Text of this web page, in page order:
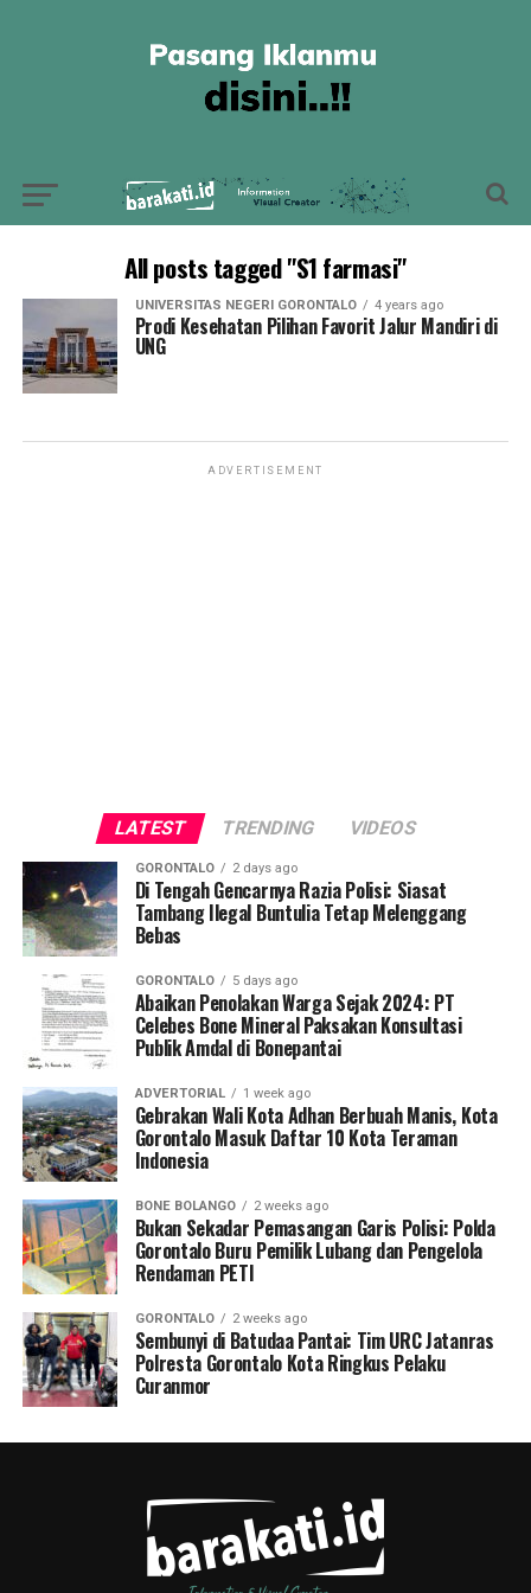
All posts tagged "S1 farmasi"
UNIVERSITAS NEGERI GORONTALO 4 years ago
Prodi Kesehatan Pilihan Favorit Jalur Mandiri di
UNG
ADVERTISEMENT
LATEST TRENDING VIDEOS
GORONTALO 2 days ago
Di Tengah Gencarnya Razia Polisi: Siasat
Tambang Ilegal Buntulia Tetap Melenggang
Bebas
GORONTALO 5 days ago
Abaikan Penolakan Warga Sejak 2024: PT
Celebes Bone Mineral Paksakan Konsultasi
Publik Amdal di Bonepantai
ADVERTORIAL 1 week ago
Gebrakan Wali Kota Adhan Berbuah Manis, Kota
Gorontalo Masuk Daftar 10 Kota Teraman
Indonesia
BONE BOLANGO 2 weeks ago
Bukan Sekadar Pemasangan Garis Polisi: Polda
Gorontalo Buru Pemilik Lubang dan Pengelola
Rendaman PETI
GORONTALO 2 weeks ago
Sembunyi di Batudaa Pantai: Tim URC Jatanras
Polresta Gorontalo Kota Ringkus Pelaku
Curanmor